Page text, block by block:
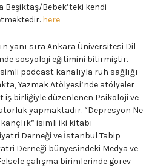
Beşiktaş/Bebek’teki kendi
here
yanı sıra Ankara Üniversitesi Dil
sosyoloji eğitimini bitirmiştir.
podcast kanalıyla ruh sağlığı
Yazmak Atölyesi’nde atölyeler
birliğiyle düzenlenen Psikoloji ve
yapmaktadır. “Depresyon Ne
isimli iki kitabı
Derneği ve İstanbul Tabip
Derneği bünyesindeki Medya ve
çalışma birimlerinde görev